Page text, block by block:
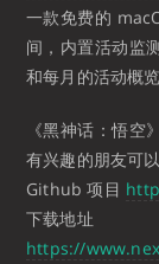
一款免费的
间，内置活动监
和每月的活动概
《黑神话：悟空
有兴趣的朋友可以
Github 项目
下载地址
https://